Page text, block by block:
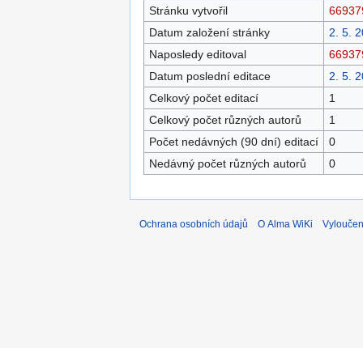
Stránku vytvořil
Datum založení stránky
2. 5.
Naposledy editoval
Datum poslední editace
2. 5.
Celkový počet editací
1
Celkový počet různých autorů
1
Počet nedávných (90 dní) editací
0
Nedávný počet různých autorů
0
Ochrana osobních údajů O Alma WiKi